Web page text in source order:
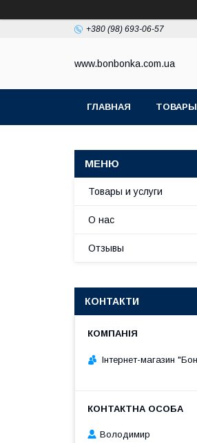
+380 (98) 693-06-57
www.bonbonka.com.ua
ГЛАВНАЯ ТОВАРЫ
Товары и услуги
О нас
Отзывы
КОНТАКТИ
Інтернет-магазин
Володимир